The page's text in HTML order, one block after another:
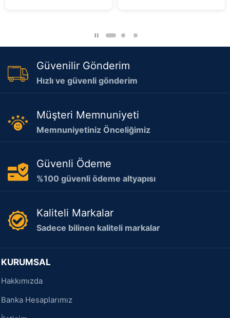
Güvenilir Gönderim
Hızlı ve güvenli gönderim
Müşteri Memnuniyeti
Memnuniyetiniz Önceliğimiz
Güvenli Ödeme
%100 güvenli ödeme altyapısı
Kaliteli Markalar
Sadece bilinen kaliteli markalar
KURUMSAL
Hakkımızda
Banka Hesaplarımız